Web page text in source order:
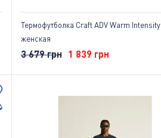
Термофутболка Craft ADV Warm Intensity
женская
3 679 грн 1 839 грн